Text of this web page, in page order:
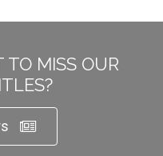
MISS OUR